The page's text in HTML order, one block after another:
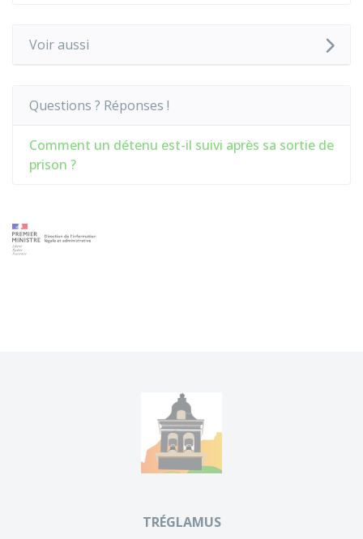
Voir aussi
Questions ? Réponses !
Comment un détenu est-il suivi après sa sortie de
prison ?
TRÉGLAMUS